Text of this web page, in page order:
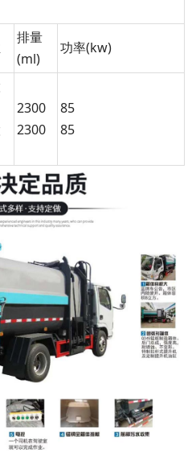
排量
(ml)
功率(kw)
2300
2300
85
85